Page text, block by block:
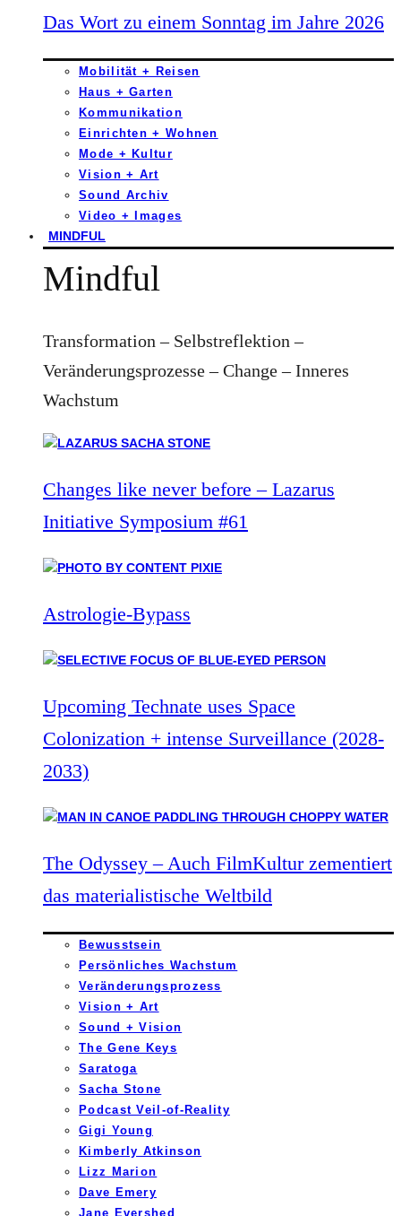
Das Wort zu einem Sonntag im Jahre 2026
Mobilität + Reisen
Haus + Garten
Kommunikation
Einrichten + Wohnen
Mode + Kultur
Vision + Art
Sound Archiv
Video + Images
MINDFUL
Mindful
Transformation – Selbstreflektion –
Veränderungsprozesse – Change – Inneres
Wachstum
Changes like never before – Lazarus
Initiative Symposium #61
Astrologie-Bypass
Upcoming Technate uses Space
Colonization + intense Surveillance (2028-
2033)
The Odyssey – Auch FilmKultur zementiert
das materialistische Weltbild
Bewusstsein
Persönliches Wachstum
Veränderungsprozess
Vision + Art
Sound + Vision
The Gene Keys
Saratoga
Sacha Stone
Podcast Veil-of-Reality
Gigi Young
Kimberly Atkinson
Lizz Marion
Dave Emery
Jane Evershed